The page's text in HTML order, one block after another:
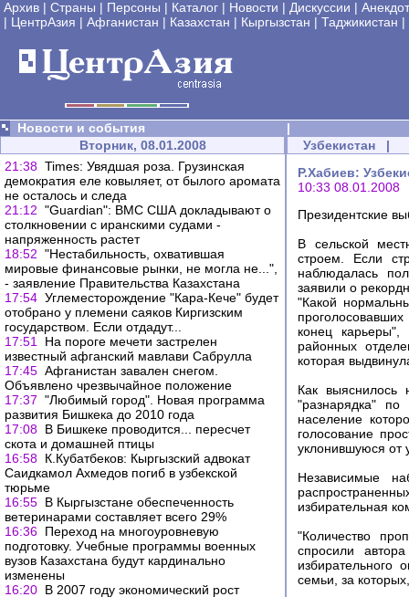
Архив | Страны | Персоны | Каталог | Новости | Дискуссии |
| ЦентрАзия | Афганистан | Казахстан | Кыргызстан | Таджикистан |
Новости и события
|
Вторник, 08.01.2008
21:38 Times: Увядшая роза. Грузинская
демократия еле ковыляет, от былого аромата
не осталось и следа
21:12 "Guardian": ВМС США докладывают о
столкновении с иранскими судами -
напряженность растет
18:52 "Нестабильность, охватившая
мировые финансовые рынки, не могла не...",
- заявление Правительства Казахстана
17:54 Углеместорождение "Кара-Кече" будет
отобрано у племени саяков Киргизским
государством. Если отдадут...
17:51
На пороге мечети застрелен
известный афганский мавлави Сабрулла
17:45 Афганистан завален снегом.
Объявлено чрезвычайное положение
17:37 "Любимый город". Новая программа
развития Бишкека до 2010 года
17:08 В Бишкеке проводится... пересчет
скота и домашней птицы
16:58 К.Кубатбеков: Кыргызский адвокат
Саидкамол Ахмедов погиб в узбекской
тюрьме
16:55 В Кыргызстане обеспеченность
ветеринарами составляет всего 29%
16:36 Переход на многоуровневую
подготовку. Учебные программы военных
вузов Казахстана будут кардинально
изменены
16:20 В 2007 году экономический рост
Узбекистан |
Р.Хабиев:
10:33 08.01.2008
Президентские
В сельской
строем. Если
наблюдалась
заявили о
"Какой
конец карьеры",
районных
которая
Как выяснилось
"разнарядка"
население
голосование
уклонившуюся от
Независимые
избирательная
"Количество
спросили
семьи, за